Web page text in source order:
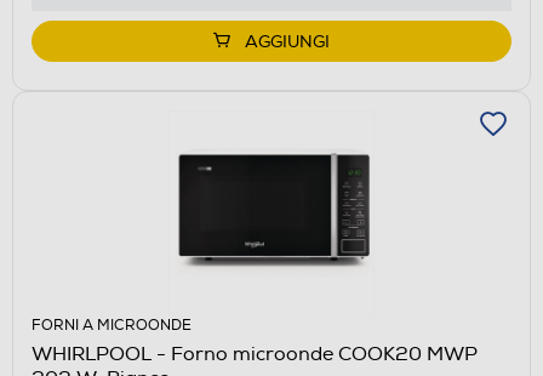
AGGIUNGI
FORNI A MICROONDE
WHIRLPOOL - Forno microonde COOK20 MWP